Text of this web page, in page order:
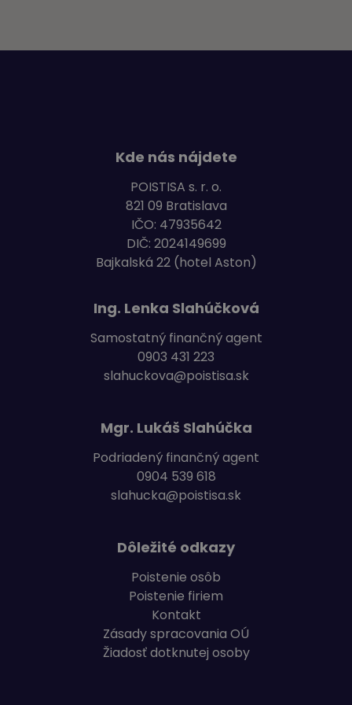
Kde nás nájdete
POISTISA s. r. o.
821 09 Bratislava
IČO: 47935642
DIČ: 2024149699
Bajkalská 22 (hotel Aston)
Ing. Lenka Slahúčková
Samostatný finančný agent
0903 431 223
slahuckova@poistisa.sk
Mgr. Lukáš Slahúčka
Podriadený finančný agent
0904 539 618
slahucka@poistisa.sk
Dôležité odkazy
Poistenie osôb
Poistenie firiem
Kontakt
Zásady spracovania OÚ
Žiadosť dotknutej osoby